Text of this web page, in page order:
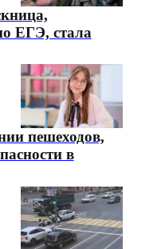
ЕГЭ, стала
пешеходов,
в